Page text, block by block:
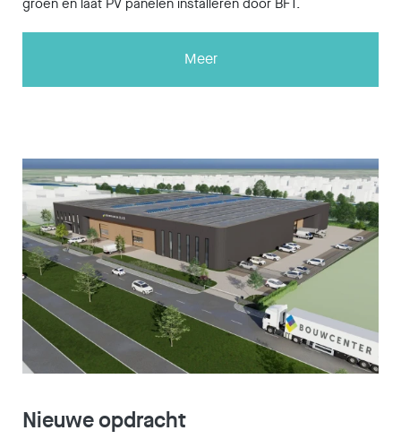
groen en laat PV panelen installeren door BFT.
Meer
Nieuwe opdracht